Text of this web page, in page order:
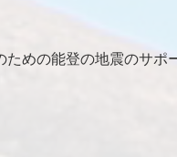
ための能登の地震のサポ